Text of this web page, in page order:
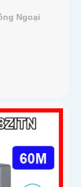
Ngoại